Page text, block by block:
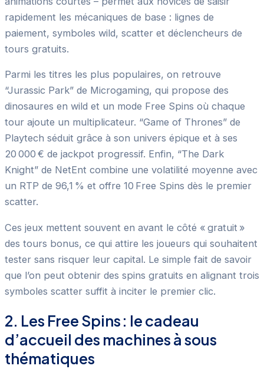
rapidement les mécaniques de base : lignes de
paiement, symboles wild, scatter et déclencheurs de
tours gratuits.
Parmi les titres les plus populaires, on retrouve
“Jurassic Park” de Microgaming, qui propose des
dinosaures en wild et un mode Free Spins où chaque
tour ajoute un multiplicateur. “Game of Thrones” de
Playtech séduit grâce à son univers épique et à ses
20 000 € de jackpot progressif. Enfin, “The Dark
Knight” de NetEnt combine une volatilité moyenne avec
un RTP de 96,1 % et offre 10 Free Spins dès le premier
scatter.
Ces jeux mettent souvent en avant le côté « gratuit »
des tours bonus, ce qui attire les joueurs qui souhaitent
tester sans risquer leur capital. Le simple fait de savoir
que l’on peut obtenir des spins gratuits en alignant trois
symboles scatter suffit à inciter le premier clic.
2. Les Free Spins : le cadeau
d’accueil des machines à sous
thématiques